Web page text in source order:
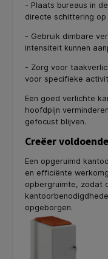
- Plaats bureaus in
directe schittering op
- Gebruik dimbare
intensiteit kunnen
- Zorg voor
voor specifieke
Een goed verlichte
hoofdpijn
gefocust blijven.
Creëer
Een opgeruimd
en efficiënte
opbergruimte, zodat
opgeborgen.